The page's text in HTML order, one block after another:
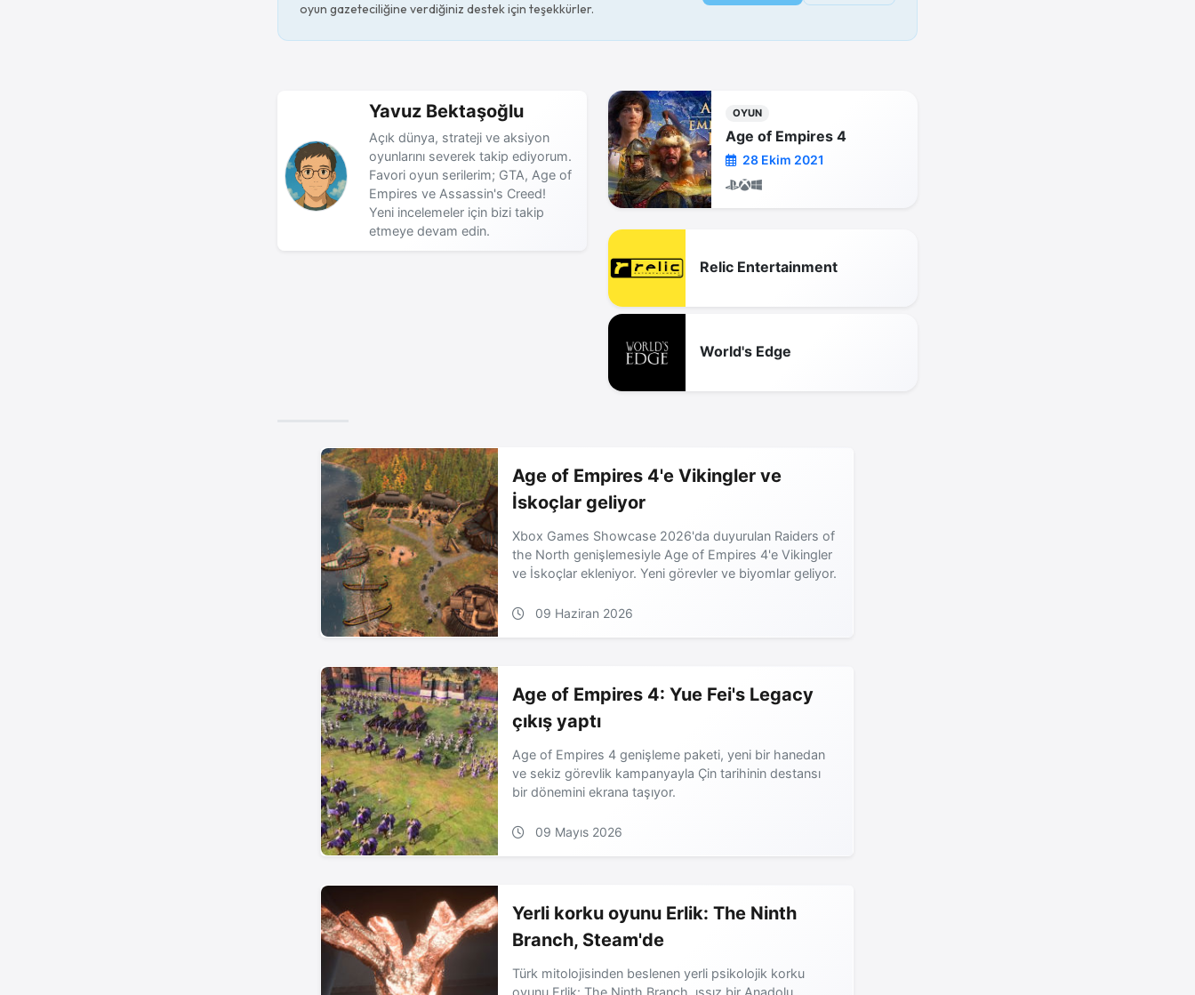
oyun gazeteciliğine verdiğiniz destek için teşekkürler.
Yavuz Bektaşoğlu
Açık dünya, strateji ve aksiyon
oyunlarını severek takip ediyorum.
Favori oyun serilerim; GTA, Age of
Empires ve Assassin's Creed!
Yeni incelemeler için bizi takip
etmeye devam edin.
OYUN
Age of Empires 4
28 Ekim 2021
Relic Entertainment
World's Edge
Age of Empires 4'e Vikingler ve
İskoçlar geliyor
Xbox Games Showcase 2026'da duyurulan Raiders of
the North genişlemesiyle Age of Empires 4'e Vikingler
ve İskoçlar ekleniyor. Yeni görevler ve biyomlar geliyor.
09 Haziran 2026
Age of Empires 4: Yue Fei's Legacy
çıkış yaptı
Age of Empires 4 genişleme paketi, yeni bir hanedan
ve sekiz görevlik kampanyayla Çin tarihinin destansı
bir dönemini ekrana taşıyor.
09 Mayıs 2026
Yerli korku oyunu Erlik: The Ninth
Branch, Steam'de
Türk mitolojisinden beslenen yerli psikolojik korku